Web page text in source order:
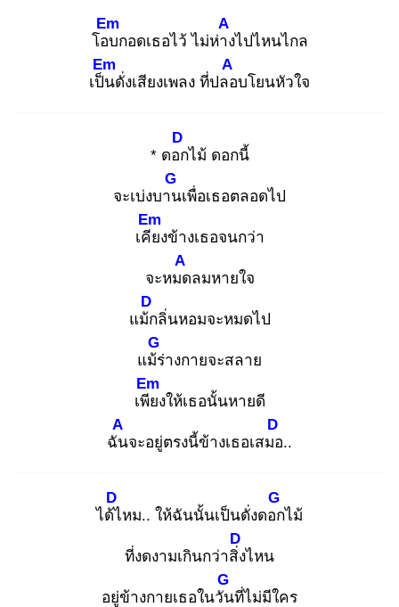
โอบ
Em
กอดเธอไว้ ไม่ห่าง
A
ไปไหนไกล
เป็น
Em
ดั่งเสียงเพลง ที่ปลอ
A
บโยนหัวใจ
* ดอก
D
ไม้ ดอกนี้
จะเบ่งบาน
G
เพื่อเธอตลอดไป
เคีย
Em
งข้างเธอจนกว่า
จะหมด
A
ลมหายใจ
แม้ก
D
ลิ่นหอมจะหมดไป
แม้ร่
G
างกายจะสลาย
เพีย
Em
งให้เธอนั้นหายดี
ฉัน
A
จะอยู่ตรงนี้ข้างเธอเสมอ
D
..
ได้ไ
D
หม.. ให้ฉันนั้นเป็นดั่งดอก
G
ไม้
ที่งดงามเกินกว่าสิ่ง
D
ไหน
อยู่ข้างกายเธอในวัน
G
ที่ไม่มีใคร